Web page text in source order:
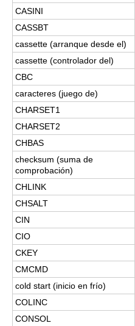
CASINI
CASSBT
cassette (arranque desde el)
cassette (controlador del)
CBC
caracteres (juego de)
CHARSET1
CHARSET2
CHBAS
checksum (suma de
comprobación)
CHLINK
CHSALT
CIN
CIO
CKEY
CMCMD
cold start (inicio en frío)
COLINC
CONSOL